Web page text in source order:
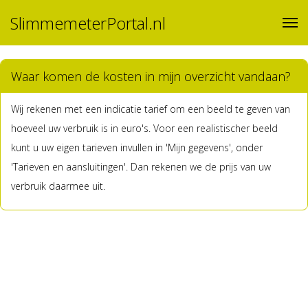
SlimmemeterPortal.nl
Waar komen de kosten in mijn overzicht vandaan?
Wij rekenen met een indicatie tarief om een beeld te geven van
hoeveel uw verbruik is in euro's. Voor een realistischer beeld
kunt u uw eigen tarieven invullen in 'Mijn gegevens', onder
'Tarieven en aansluitingen'. Dan rekenen we de prijs van uw
verbruik daarmee uit.